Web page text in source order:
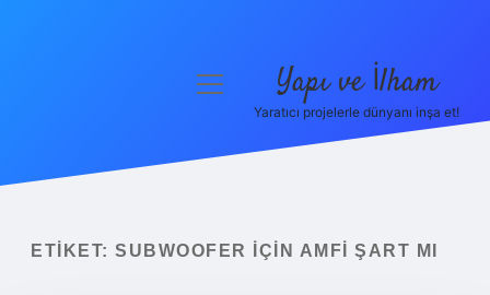
Yasal Uyarı
menüyü
Yapı ve İlham
Yaratıcı projelerle dünyanı inşa et!
ETIKET: SUBWOOFER IÇIN AMFI ŞART MI